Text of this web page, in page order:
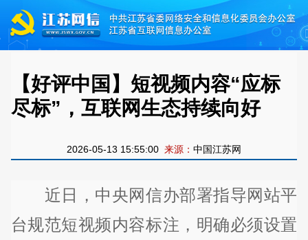
【好评中国】短视频内容“应标
尽标”，互联网生态持续向好
2026-05-13 15:55:00 来源： 中国江苏网
近日，中央网信办部署指导网站平
台规范短视频内容标注，明确必须设置